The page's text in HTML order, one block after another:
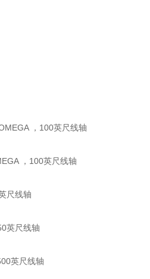
，100英尺线轴
，100英尺线轴
尺线轴
英尺线轴
英尺线轴